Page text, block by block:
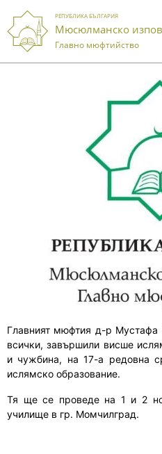
РЕПУБЛИКА БЪЛГАРИЯ
Мюсюлманско
Главно мюфтийство
Главният мюфтия д-р
всички, завършили висше
и чужбина, на 17-а редовна
ислямско образование.
Тя ще се проведе на 1 и 2
училище в гр. Момчилград.